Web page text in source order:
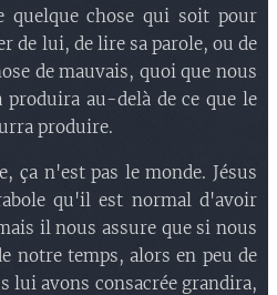
quelque chose qui soit pour
de lui, de lire sa parole, ou de
de mauvais, quoi que nous
produira au-delà de ce que le
produire.
ça n'est pas le monde. Jésus
qu'il est normal d'avoir
il nous assure que si nous
notre temps, alors en peu de
lui avons consacrée grandira,